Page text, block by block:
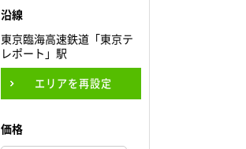
沿線
東京臨海高速鉄道「東京テ
レポート」駅
エリアを再設定
価格